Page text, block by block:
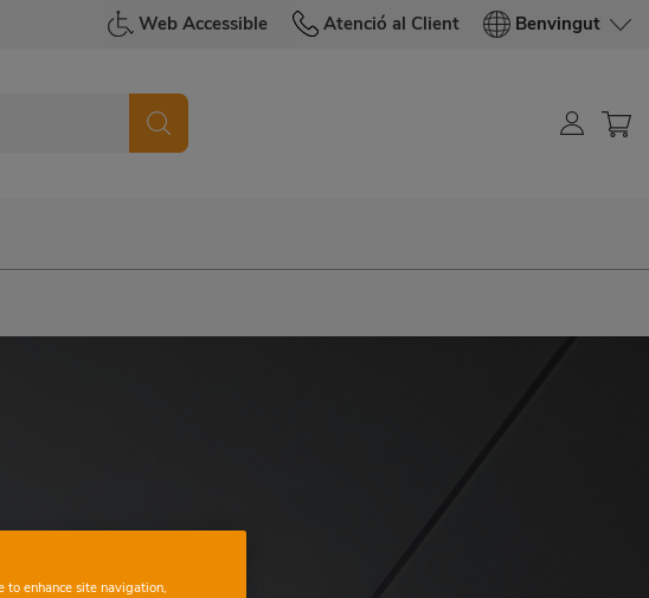
Web Accessible Atenció al Client Benvingut
to enhance site navigation,